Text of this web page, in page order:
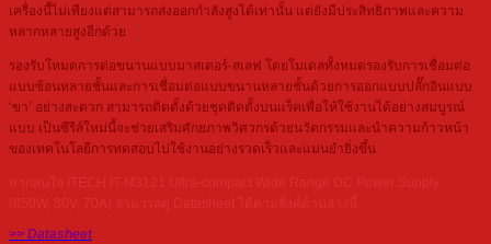
เครื่องนี้ไม่เพียงแต่สามารถส่งออกกำลังสูงได้เท่านั้น แต่ยังมีประสิทธิภาพและความ
หลากหลายสูงอีกด้วย
รองรับโหมดการต่อขนานแบบมาสเตอร์-สเลฟ โดยโมเดลทั้งหมดรองรับการเชื่อมต่อ
แบบซ้อนหลายชั้นและการเชื่อมต่อแบบขนานหลายชั้นด้วยการออกแบบปลั๊กอินแบบ
‘ขา’ อย่างสะดวก สามารถติดตั้งด้วยชุดติดตั้งบนแร็คเพื่อให้ใช้งานได้อย่างสมบูรณ์
แบบ เป็นซีรีส์ใหม่นี้จะช่วยเสริมศักยภาพวิศวกรด้วยนวัตกรรมและนำความก้าวหน้า
ของเทคโนโลยีการทดสอบไปใช้งานอย่างรวดเร็วและแม่นยำยิ่งขึ้น
>> Datasheet